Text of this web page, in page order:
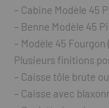
– Cabine Modèle 45
– Benne Modèle 45
– Modèle 45
Plusieurs finitions
– Caisse tôle brute
– Caisse avec